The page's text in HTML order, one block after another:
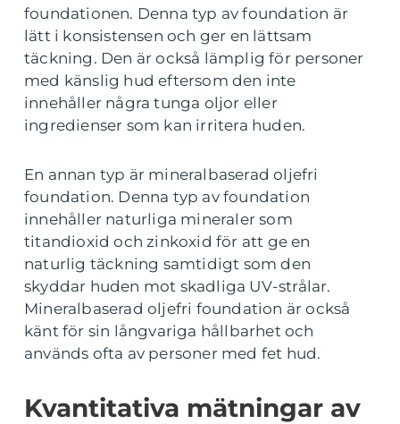
foundationen. Denna typ av foundation är
lätt i konsistensen och ger en lättsam
täckning. Den är också lämplig för personer
med känslig hud eftersom den inte
innehåller några tunga oljor eller
ingredienser som kan irritera huden.
En annan typ är mineralbaserad oljefri
foundation. Denna typ av foundation
innehåller naturliga mineraler som
titandioxid och zinkoxid för att ge en
naturlig täckning samtidigt som den
skyddar huden mot skadliga UV-strålar.
Mineralbaserad oljefri foundation är också
känt för sin långvariga hållbarhet och
används ofta av personer med fet hud.
Kvantitativa mätningar av